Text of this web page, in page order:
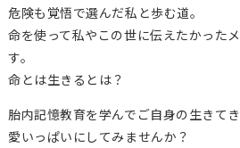
危険も覚悟で選んだ私と歩む道。
命を使って私やこの世に伝えたかった
す。
命とは生きるとは？
胎内記憶教育を学んでご自身の生きて
愛いっぱいにしてみませんか？